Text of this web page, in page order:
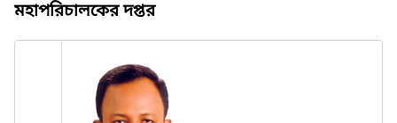
মহাপরিচালকের দপ্তর